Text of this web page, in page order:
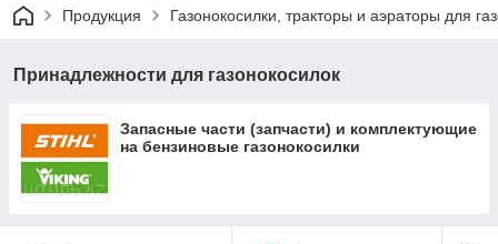
Продукция Газонокосилки, тракторы и аэраторы для
Принадлежности для газонокосилок
Запасные части (запчасти) и комплектующие
на бензиновые газонокосилки